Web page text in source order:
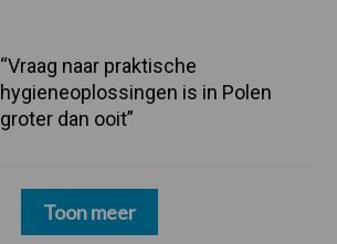
“Vraag naar praktische
hygieneoplossingen is in Polen
groter dan ooit”
Toon meer